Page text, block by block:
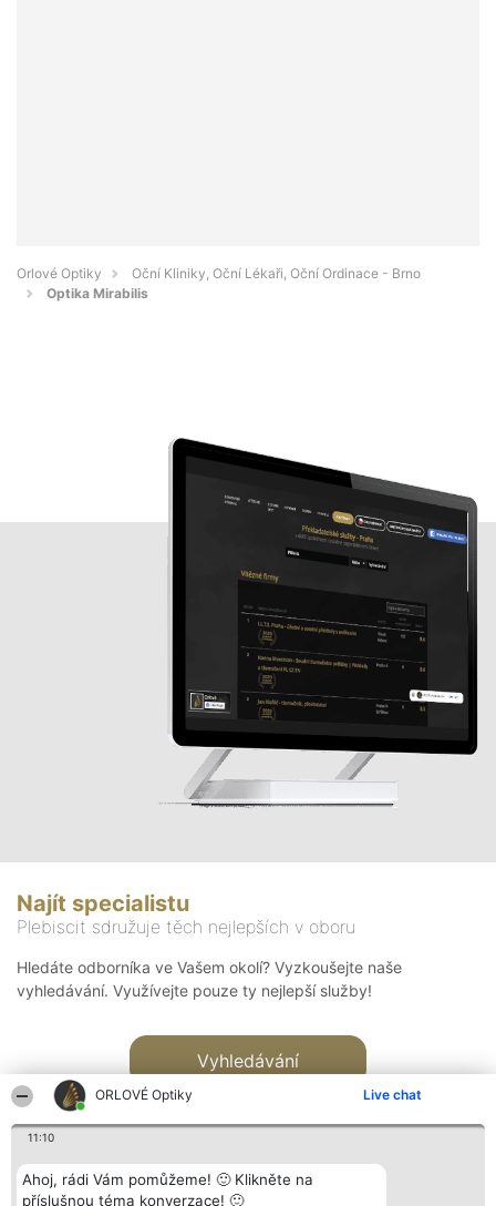
ORLOVÉ Optiky Live chat
11:10
Ahoj, rádi Vám pomůžeme! 🙂 Klikněte na
příslušnou téma konverzace! 🙂
Orlové Optiky
Oční Kliniky, Oční Lékaři, Oční Ordinace - Brno
Optika Mirabilis
Najít specialistu
Plebiscit sdružuje těch nejlepších v oboru
Hledáte odborníka ve Vašem okolí? Vyzkoušejte naše
vyhledávání. Využívejte pouze ty nejlepší služby!
Vyhledávání